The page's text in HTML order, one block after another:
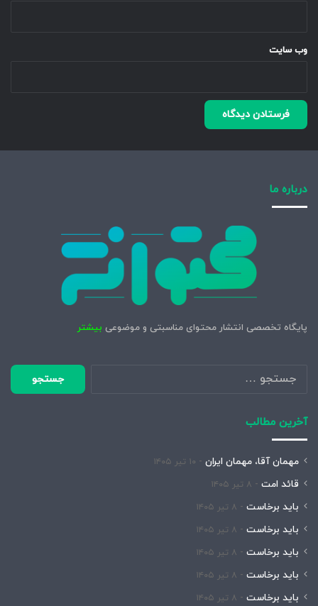
وب‌ سایت
درباره ما
پایگاه تخصصی انتشار محتوای مناسبتی و موضوعی بیشتر
جستجو
برای:
آخرین مطالب
مهمان آقا، مهمان ایران ۱۰ تیر ۱۴۰۵
قائد امت ۸ تیر ۱۴۰۵
باید برخاست ۸ تیر ۱۴۰۵
باید برخاست ۸ تیر ۱۴۰۵
باید برخاست ۸ تیر ۱۴۰۵
باید برخاست ۸ تیر ۱۴۰۵
باید برخاست ۸ تیر ۱۴۰۵